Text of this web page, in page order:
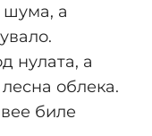
шума, а
нулата, а
облека.
биле